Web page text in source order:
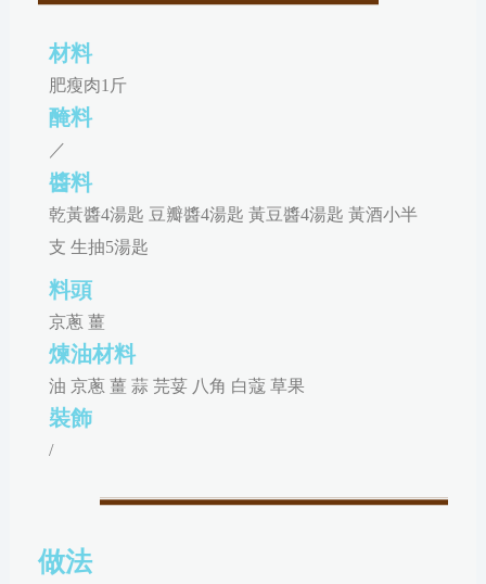
材料
肥瘦肉1斤
醃料
／
醬料
乾黃醬4湯匙 豆瓣醬4湯匙 黃豆醬4湯匙 黃酒小半
支 生抽5湯匙
料頭
京蔥 薑
煉油材料
油 京蔥 薑 蒜 芫荽 八角 白蔻 草果
裝飾
/
做法